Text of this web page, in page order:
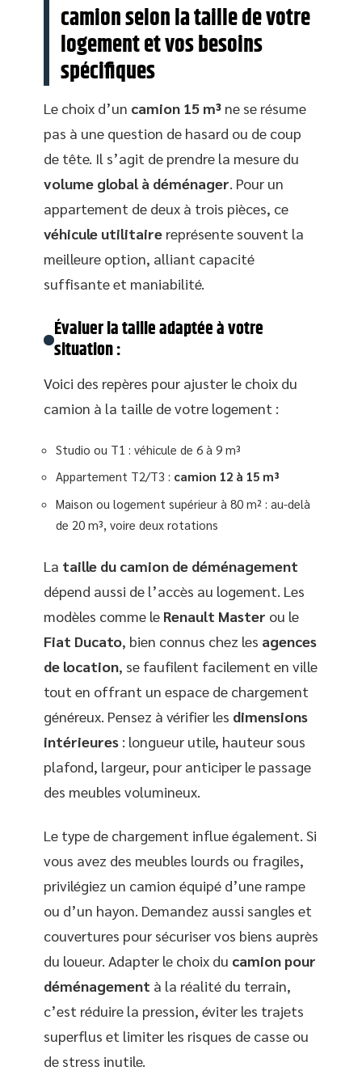
camion selon la taille de votre
logement et vos besoins
spécifiques
Le choix d’un camion 15 m³ ne se résume
pas à une question de hasard ou de coup
de tête. Il s’agit de prendre la mesure du
volume global à déménager. Pour un
appartement de deux à trois pièces, ce
véhicule utilitaire représente souvent la
meilleure option, alliant capacité
suffisante et maniabilité.
Évaluer la taille adaptée à votre
situation :
Voici des repères pour ajuster le choix du
camion à la taille de votre logement :
Studio ou T1 : véhicule de 6 à 9 m³
Appartement T2/T3 : camion 12 à 15 m³
Maison ou logement supérieur à 80 m² : au-delà
de 20 m³, voire deux rotations
La taille du camion de déménagement
dépend aussi de l’accès au logement. Les
modèles comme le Renault Master ou le
Fiat Ducato, bien connus chez les agences
de location, se faufilent facilement en ville
tout en offrant un espace de chargement
généreux. Pensez à vérifier les dimensions
intérieures : longueur utile, hauteur sous
plafond, largeur, pour anticiper le passage
des meubles volumineux.
Le type de chargement influe également. Si
vous avez des meubles lourds ou fragiles,
privilégiez un camion équipé d’une rampe
ou d’un hayon. Demandez aussi sangles et
couvertures pour sécuriser vos biens auprès
du loueur. Adapter le choix du camion pour
déménagement à la réalité du terrain,
c’est réduire la pression, éviter les trajets
superflus et limiter les risques de casse ou
de stress inutile.